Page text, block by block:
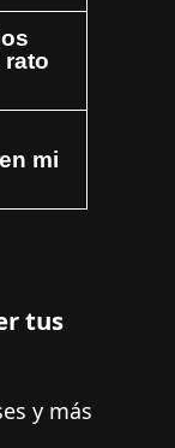
rato
mi
tus
y más